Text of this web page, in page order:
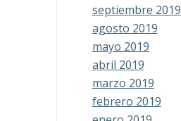
septiembre 2019
agosto 2019
mayo 2019
abril 2019
marzo 2019
febrero 2019